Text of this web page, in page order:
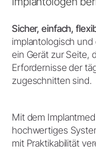
Sicher, einfach,
implantologisch
ein Gerät zur Seite,
Erfordernisse der
zugeschnitten sind.
Mit dem
hochwertiges
mit Praktikabilität